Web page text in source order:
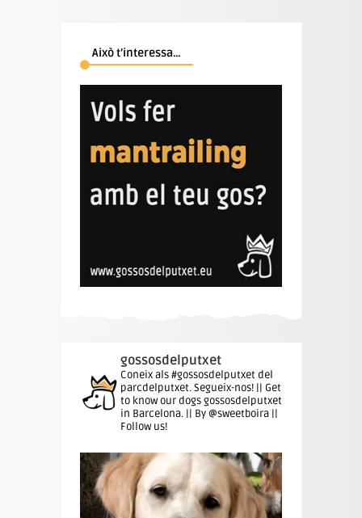
Això t’interessa…
gossosdelputxet
Coneix als #gossosdelputxet del
parcdelputxet. Segueix-nos! || Get
to know our dogs gossosdelputxet
in Barcelona. || By @sweetboira ||
Follow us!